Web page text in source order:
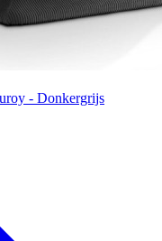
- Donkergrijs